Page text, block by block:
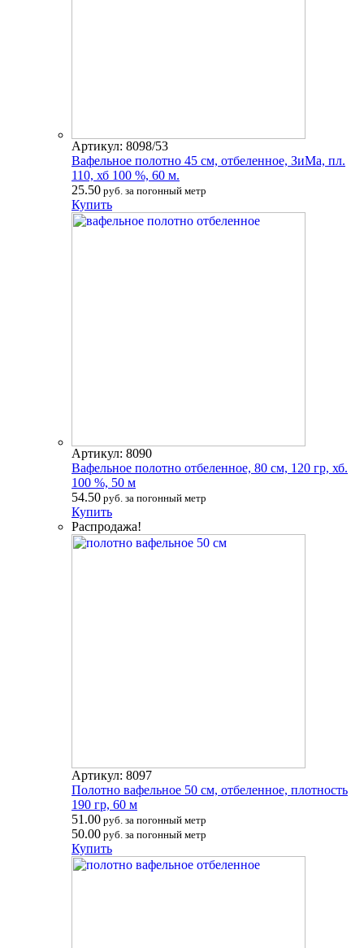
Артикул: 8098/53
Вафельное полотно 45 см, отбеленное, ЗиМа, пл.
110, хб 100 %, 60 м.
25.50 руб. за погонный метр
Купить
Артикул: 8090
Вафельное полотно отбеленное, 80 см, 120 гр, хб.
100 %, 50 м
54.50 руб. за погонный метр
Купить
Распродажа!
Артикул: 8097
Полотно вафельное 50 см, отбеленное, плотность
190 гр, 60 м
51.00 руб. за погонный метр
50.00 руб. за погонный метр
Купить